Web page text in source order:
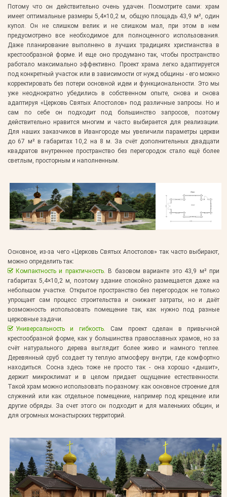
Потому что он действительно очень удачен. Посмотрите сами: храм
имеет оптимальные размеры 5,4×10,2 м, общую площадь 43,9 м², один
купол. Он не слишком велик и не слишком мал, при этом в нем
предусмотрено все необходимое для полноценного использования.
Даже планирование выполнено в лучших традициях христианства в
крестообразной форме. И еще оно продумано так, чтобы пространство
работало максимально эффективно. Проект храма легко адаптируется
под конкретный участок или в зависимости от нужд общины - его можно
корректировать без потери основной идеи и функциональности. Это мы
уже неоднократно убедились в собственном опыте, снова и снова
адаптируя «Церковь Святых Апостолов» под различные запросы. Но и
сам по себе он подходит под большинство запросов, поэтому
действительно нравится многим и часто выбирается для реализации.
Для наших заказчиков в Ивангороде мы увеличили параметры церкви
до 67 м² в габаритах 10,2 на 8 м. За счёт дополнительных двадцати
квадратов внутреннее пространство без перегородок стало ещё более
светлым, просторным и наполненным.
Основное, из-за чего «Церковь Святых Апостолов» так часто выбирают,
можно определить так:
Компактность и практичность. В базовом варианте это 43,9 м² при
габаритах 5,4×10,2 м, поэтому здание спокойно размещается даже на
небольшом участке. Открытое пространство без перегородок не только
упрощает сам процесс строительства и снижает затраты, но и даёт
возможность использовать помещение так, как нужно под разные
церковные задачи.
Универсальность и гибкость. Сам проект сделан в привычной
крестообразной форме, как у большинства православных храмов, но за
счёт натурального дерева выглядит более живо и намного теплее.
Деревянный сруб создает ту теплую атмосферу внутри, где комфортно
находиться. Сосна здесь тоже не просто так - она хорошо «дышит»,
держит микроклимат и в целом придает ощущение естественности.
Такой храм можно использовать по-разному: как основное строение для
служений или как отдельное помещение, например под крещение или
другие обряды. За счет этого он подходит и для маленьких общин, и
для огромных монастырских территорий.